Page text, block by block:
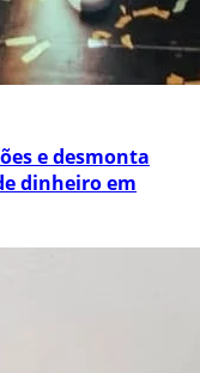
e desmonta
dinheiro em